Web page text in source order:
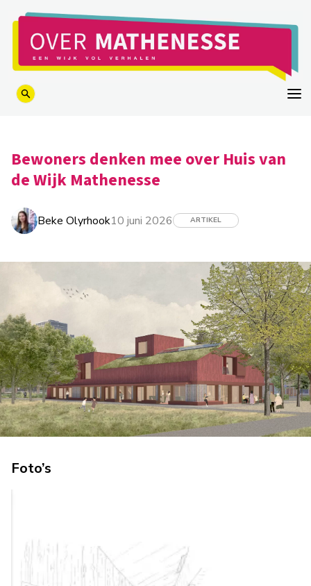
Bewoners denken mee over Huis van
de Wijk Mathenesse
Beke Olyrhook10 juni 2026 ARTIKEL
Foto’s